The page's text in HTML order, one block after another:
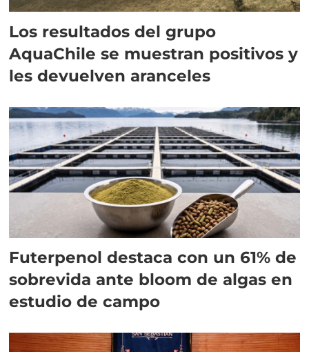
Los resultados del grupo
AquaChile se muestran positivos y
les devuelven aranceles
Futerpenol destaca con un 61% de
sobrevida ante bloom de algas en
estudio de campo